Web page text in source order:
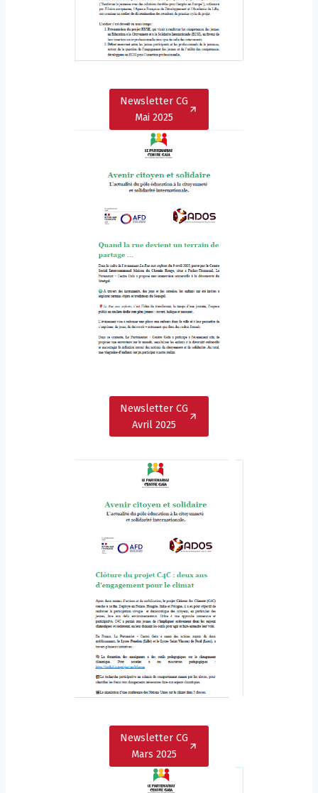
Newsletter CG
Mai 2025
Newsletter CG
Avril 2025
Newsletter CG
Mars 2025